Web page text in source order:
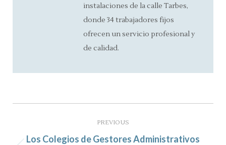
instalaciones de la calle Tarbes,
donde 34 trabajadores fijos
ofrecen un servicio profesional y
de calidad.
PREVIOUS
Los Colegios de Gestores Administrativos